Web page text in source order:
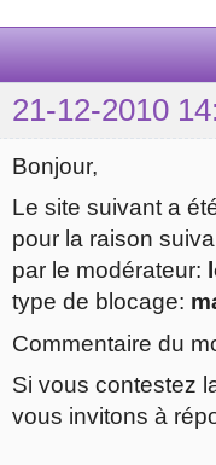
21-12-2010
Bonjour,
Le site suivant a
pour la raison
par le modérateur:
type de blocage:
Commentaire du
Si vous contestez
vous invitons à